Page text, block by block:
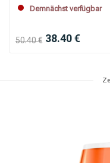
Demnächst verfügbar
50.40 € 38.40 €